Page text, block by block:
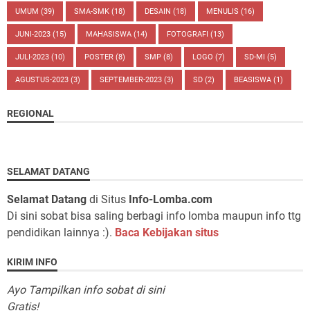
UMUM (39) SMA-SMK (18) DESAIN (18) MENULIS (16)
JUNI-2023 (15) MAHASISWA (14) FOTOGRAFI (13)
JULI-2023 (10) POSTER (8) SMP (8) LOGO (7) SD-MI (5)
AGUSTUS-2023 (3) SEPTEMBER-2023 (3) SD (2) BEASISWA (1)
REGIONAL
SELAMAT DATANG
Selamat Datang di Situs Info-Lomba.com
Di sini sobat bisa saling berbagi info lomba maupun info ttg
pendidikan lainnya :). Baca Kebijakan situs
KIRIM INFO
Ayo Tampilkan info sobat di sini
Gratis!